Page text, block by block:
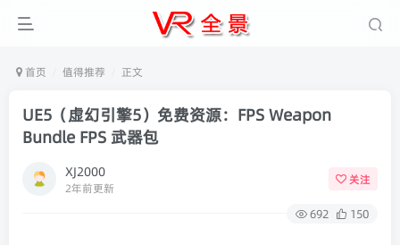
首页 值得推荐 正文
UE5（虚幻引擎5）免费资源：FPS Weapon
Bundle FPS 武器包
XJ2000
2年前更新
关注
692 150